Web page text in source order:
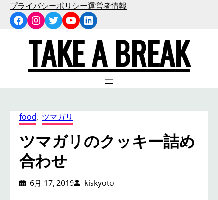
プライバシーポリシー運営者情報
Facebook
Instagram
Twitter
YouTube
LinkedIn
TAKE A BREAK
food, ツマガリ
ツマガリのクッキー詰め
合わせ
6月 17, 2019 kiskyoto